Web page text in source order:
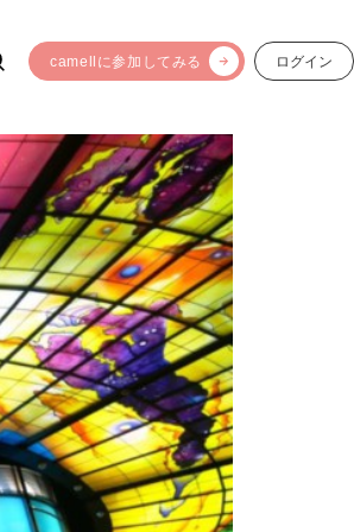
camellに参加してみる ログイン